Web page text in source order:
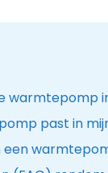
warmtepomp
past in